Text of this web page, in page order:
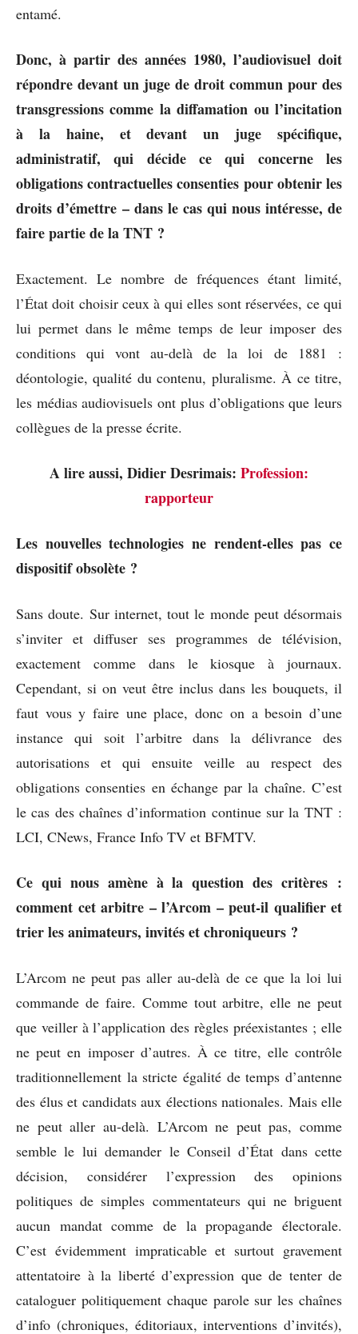
entamé.
Donc, à partir des années 1980, l’audiovisuel doit
répondre devant un juge de droit commun pour des
transgressions comme la diffamation ou l’incitation
à la haine, et devant un juge spécifique,
administratif, qui décide ce qui concerne les
obligations contractuelles consenties pour obtenir les
droits d’émettre – dans le cas qui nous intéresse, de
faire partie de la TNT ?
Exactement. Le nombre de fréquences étant limité,
l’État doit choisir ceux à qui elles sont réservées, ce qui
lui permet dans le même temps de leur imposer des
conditions qui vont au-delà de la loi de 1881 :
déontologie, qualité du contenu, pluralisme. À ce titre,
les médias audiovisuels ont plus d’obligations que leurs
collègues de la presse écrite.
A lire aussi, Didier Desrimais: Profession:
rapporteur
Les nouvelles technologies ne rendent-elles pas ce
dispositif obsolète ?
Sans doute. Sur internet, tout le monde peut désormais
s’inviter et diffuser ses programmes de télévision,
exactement comme dans le kiosque à journaux.
Cependant, si on veut être inclus dans les bouquets, il
faut vous y faire une place, donc on a besoin d’une
instance qui soit l’arbitre dans la délivrance des
autorisations et qui ensuite veille au respect des
obligations consenties en échange par la chaîne. C’est
le cas des chaînes d’information continue sur la TNT :
LCI, CNews, France Info TV et BFMTV.
Ce qui nous amène à la question des critères :
comment cet arbitre – l’Arcom – peut-il qualifier et
trier les animateurs, invités et chroniqueurs ?
L’Arcom ne peut pas aller au-delà de ce que la loi lui
commande de faire. Comme tout arbitre, elle ne peut
que veiller à l’application des règles préexistantes ; elle
ne peut en imposer d’autres. À ce titre, elle contrôle
traditionnellement la stricte égalité de temps d’antenne
des élus et candidats aux élections nationales. Mais elle
ne peut aller au-delà. L’Arcom ne peut pas, comme
semble le lui demander le Conseil d’État dans cette
décision, considérer l’expression des opinions
politiques de simples commentateurs qui ne briguent
aucun mandat comme de la propagande électorale.
C’est évidemment impraticable et surtout gravement
attentatoire à la liberté d’expression que de tenter de
cataloguer politiquement chaque parole sur les chaînes
d’info (chroniques, éditoriaux, interventions d’invités),